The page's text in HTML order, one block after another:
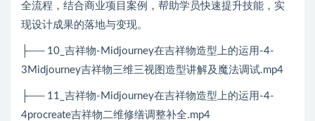
全流程，结合商业项目案例，帮助学员快速提升技能，实
现设计成果的落地与变现。
├── 10_吉祥物-Midjourney在吉祥物造型上的运用-4-
3Midjourney吉祥物三维三视图造型讲解及魔法调试.mp4
├── 11_吉祥物-Midjourney在吉祥物造型上的运用-4-
4procreate吉祥物二维修缮调整补全.mp4